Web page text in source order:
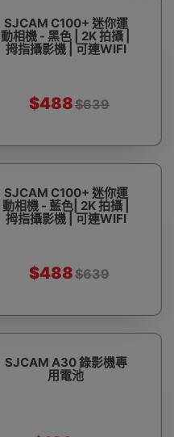
SJCAM C100+ 迷你運
動相機 - 黑色 | 2K 拍攝 |
拇指攝影機 | 可連WIFI
$488$639
SJCAM C100+ 迷你運
動相機 - 藍色| 2K 拍攝 |
拇指攝影機 | 可連WIFI
$488$639
SJCAM A30 錄影機專
用電池